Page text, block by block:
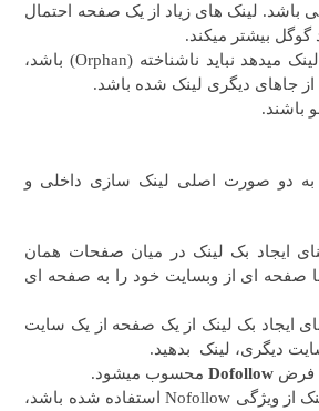
باشد. لینک های زیاد از یک صفحه احتمال
گوگل بیشتر میکند.
صفحه ای که به شما لینک میدهد نباید ناشناخته (Orphan) باشد،
جاهای دیگری لینک شده باشد.
باشند.
به دو صورت اصلی لینک سازی داخلی و
ایجاد بک لینک در میان صفحات همان
ای از وبسایت خود را به صفحه ای
ایجاد بک لینک از یک صفحه از یک سایت
دیگری، لینک بدهید.
فرضDofollow محسوب میشود.
اگر در کد HTML آن لینک از ویژگی Nofollow استفاده شده باشد،